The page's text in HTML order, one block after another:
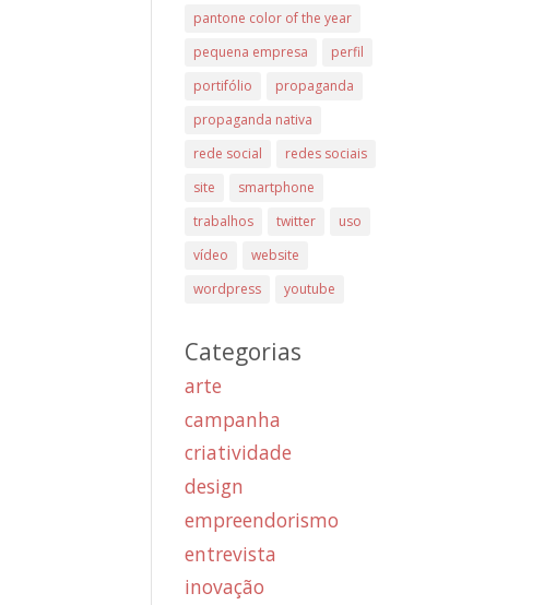
pantone color of the year
pequena empresa
perfil
portifólio
propaganda
propaganda nativa
rede social
redes sociais
site
smartphone
trabalhos
twitter
uso
vídeo
website
wordpress
youtube
Categorias
arte
campanha
criatividade
design
empreendorismo
entrevista
inovação